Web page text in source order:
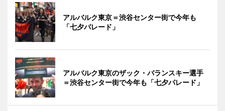
アルバルク東京＝渋谷センター街で今年も
「七夕パレード」
アルバルク東京のザック・バランスキー選手
＝渋谷センター街で今年も「七夕パレード」